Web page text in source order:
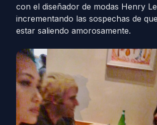
con el diseñador de modas Henry
incrementando las sospechas de
estar saliendo amorosamente.